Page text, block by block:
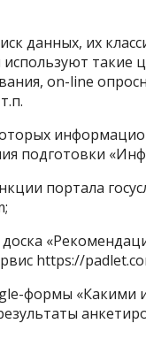
данных, их
такие
on-line
подготовки
портала
https://
формы «Какими